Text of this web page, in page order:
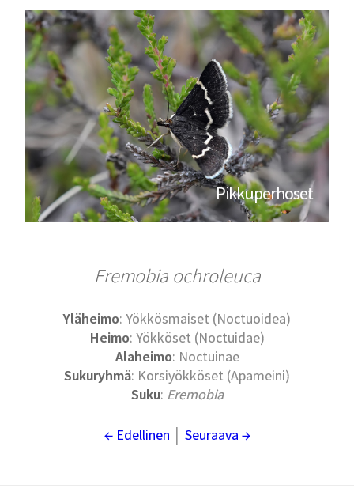
Pikkuperhoset
Eremobia ochroleuca
Yläheimo: Yökkösmaiset (Noctuoidea)
Heimo: Yökköset (Noctuidae)
Alaheimo: Noctuinae
Sukuryhmä: Korsiyökköset (Apameini)
Suku: Eremobia
← Edellinen Seuraava →